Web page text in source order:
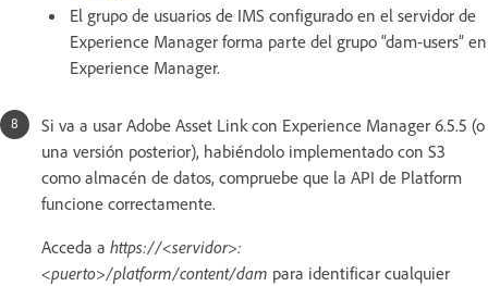
El grupo de usuarios de IMS configurado en el servidor de
Experience Manager forma parte del grupo “dam-users” en
Experience Manager.
Si va a usar Adobe Asset Link con Experience Manager 6.5.5 (o
una versión posterior), habiéndolo implementado con S3
como almacén de datos, compruebe que la API de Platform
funcione correctamente.
Acceda a https://<servidor>:
<puerto>/platform/content/dam para identificar cualquier